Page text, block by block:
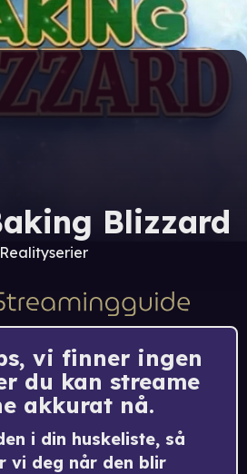
Blizzard
Realityserier
vi finner ingen
du kan streame
akkurat nå.
i din huskeliste, så
vi deg når den blir